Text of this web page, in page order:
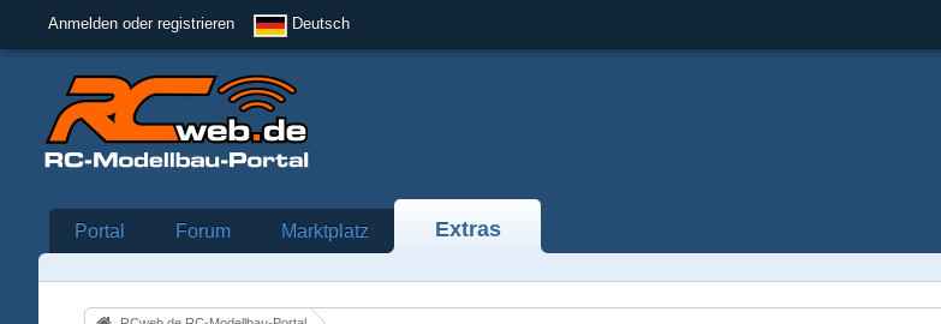
Anmelden oder registrieren Deutsch
Portal Forum Marktplatz Extras